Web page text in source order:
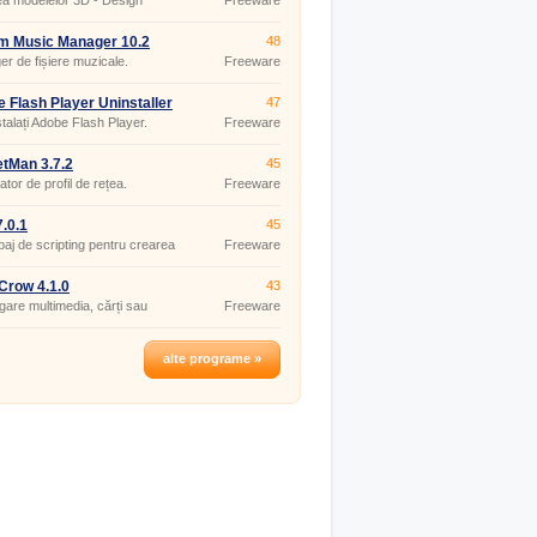
Music Manager 10.2
de fișiere muzicale.
48
Freeware
Flash Player Uninstaller
Adobe Flash Player.
47
Freeware
3.7.2
de profil de rețea.
45
Freeware
de scripting pentru crearea
45
Freeware
4.1.0
multimedia, cărți sau
43
Freeware
alte programe »